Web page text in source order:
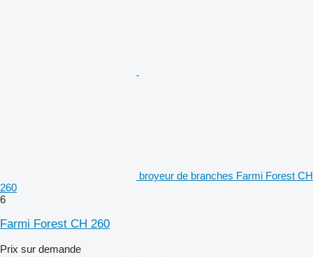
broyeur de branches Farmi Forest CH
260
6
Farmi Forest CH 260
Prix sur demande